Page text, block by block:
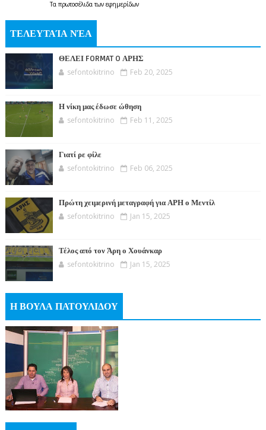
Τα πρωτοσέλιδατων εφημερίδων
ΤΕΛΕΥΤΑΊΑ ΝΈΑ
ΘΕΛΕΙ FORMAT O ΑΡΗΣ
sefontokitrino Feb 20, 2025
Η νίκη μας έδωσε ώθηση
sefontokitrino Feb 11, 2025
Γιατί ρε φίλε
sefontokitrino Feb 06, 2025
Πρώτη χειμερινή μεταγραφή για ΑΡΗ ο Μεντίλ
sefontokitrino Jan 15, 2025
Τέλος από τον Άρη ο Χουάνκαρ
sefontokitrino Jan 15, 2025
Η ΒΟΥΛΑ ΠΑΤΟΥΛΙΔΟΥ